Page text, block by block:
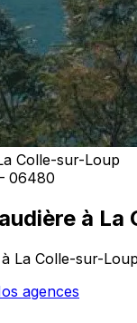
Colle-sur-Loup
06480
à
La Colle-sur-
agences